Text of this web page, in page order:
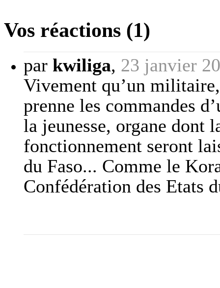
Vos réactions (1)
par kwiliga, 23 janvier
Vivement qu’un
prenne les commandes
la jeunesse, organe dont
fonctionnement seront
du Faso... Comme le
Confédération des Etats